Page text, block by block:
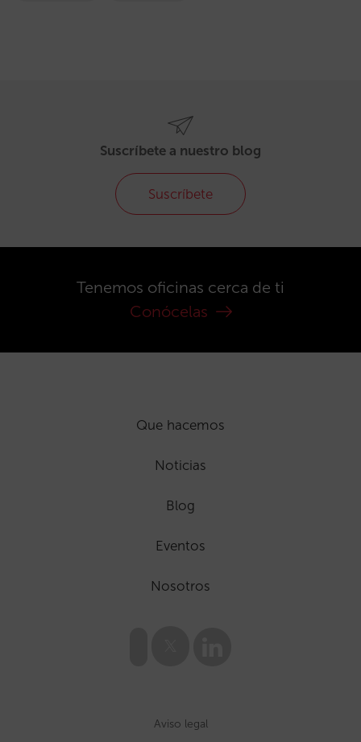
Suscríbete a nuestro blog
Suscríbete
Tenemos oficinas cerca de ti
Conócelas
Que hacemos
Noticias
Blog
Eventos
Nosotros
Aviso legal